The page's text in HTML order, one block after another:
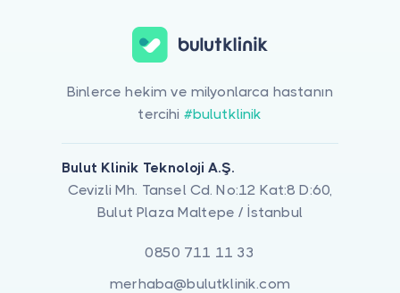
Binlerce hekim ve milyonlarca hastanın
tercihi #bulutklinik
Bulut Klinik Teknoloji A.Ş.
Cevizli Mh. Tansel Cd. No:12 Kat:8 D:60,
Bulut Plaza Maltepe / İstanbul
0850 711 11 33
merhaba@bulutklinik.com